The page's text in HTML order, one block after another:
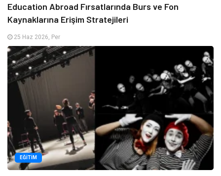
Education Abroad Fırsatlarında Burs ve Fon
Kaynaklarına Erişim Stratejileri
25 Haz 2026, Per
EĞITIM